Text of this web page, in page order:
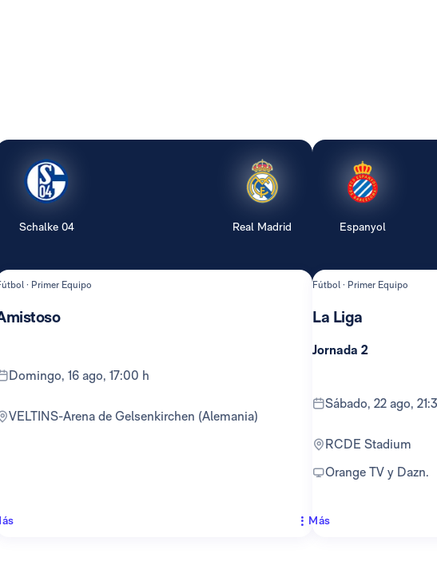
Schalke 04 Real Madrid
· Primer Equipo
domingo, 16 ago, 17:00 h
VELTINS-Arena de Gelsenkirchen (Alemania)
Espanyol
Fútbol · Primer Equipo
La Liga
Jornada 2
sábado, 22 ago,
RCDE Stadium
Orange TV y Dazn.
Más